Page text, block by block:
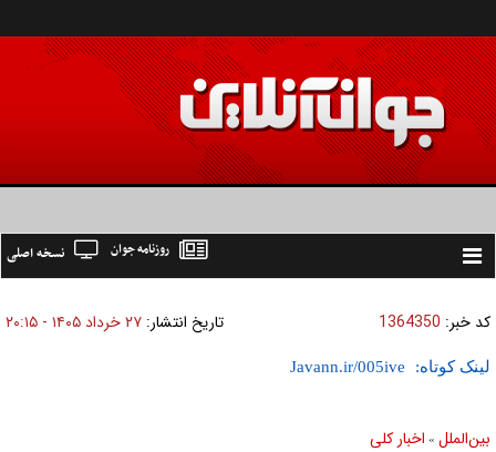
Toggle
نسخه اصلی روزنامه جوان
کد خبر: 1364350 تاریخ انتشار: ۲۷ خرداد ۱۴۰۵ - ۲۰:۱۵
لینک کوتاه:
بين‌الملل » اخبار كلی